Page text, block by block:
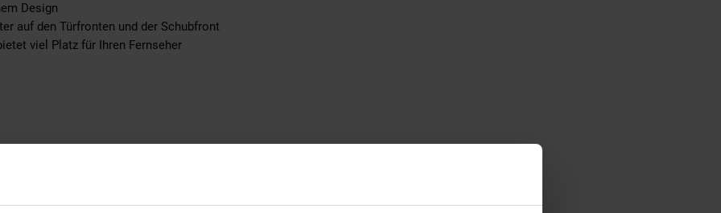
Design
auf den Türfronten und der Schubfront
viel Platz für Ihren Fernseher
47 x 27 x 38,5 cm
59,5 x 14 x 38,5 cm
55 x 10 x 32,5 cm